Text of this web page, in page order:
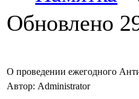
Обновлено
О проведении ежегодного
Автор: Administrator